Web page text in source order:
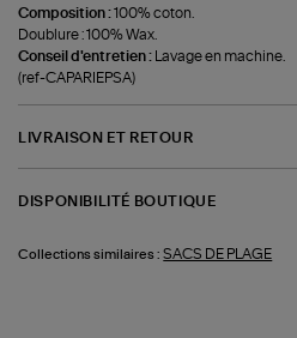
Composition :100% coton.
Doublure : 100% Wax.
Conseil d'entretien :
Lavage en machine.
(ref-CAPARIEPSA)
LIVRAISON ET RETOUR
DISPONIBILITÉ BOUTIQUE
Collections similaires : SACS DE PLAGE